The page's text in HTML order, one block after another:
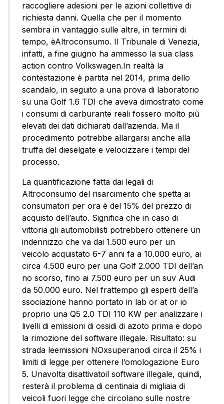
raccogliere adesioni per le azioni collettive di
richiesta danni. Quella che per il momento
sembra in vantaggio sulle altre, in termini di
tempo, èAltroconsumo. Il Tribunale di Venezia,
infatti, a fine giugno ha ammesso la sua class
action contro Volkswagen.In realtà la
contestazione è partita nel 2014, prima dello
scandalo, in seguito a una prova di laboratorio
su una Golf 1.6 TDI che aveva dimostrato come
i consumi di carburante reali fossero molto più
elevati dei dati dichiarati dall’azienda. Ma il
procedimento potrebbe allargarsi anche alla
truffa del dieselgate e velocizzare i tempi del
processo.
La quantificazione fatta dai legali di
Altroconsumo del risarcimento che spetta ai
consumatori per ora è del 15% del prezzo di
acquisto dell’auto. Significa che in caso di
vittoria gli automobilisti potrebbero ottenere un
indennizzo che va dai 1.500 euro per un
veicolo acquistato 6-7 anni fa a 10.000 euro, ai
circa 4.500 euro per una Golf 2.000 TDI dell’an
no scorso, fino ai 7.500 euro per un suv Audi
da 50.000 euro. Nel frattempo gli esperti dell’a
ssociazione hanno portato in lab or at or io
proprio una Q5 2.0 TDI 110 KW per analizzare i
livelli di emissioni di ossidi di azoto prima e dopo
la rimozione del software illegale. Risultato: su
strada leemissioni NOxsuperanodi circa il 25% i
limiti di legge per ottenere l’omologazione Euro
5. Unavolta disattivatoil software illegale, quindi,
resterà il problema di centinaia di migliaia di
veicoli fuori legge che circolano sulle nostre